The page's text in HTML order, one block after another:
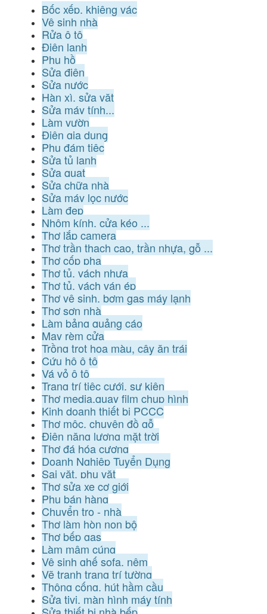
Bốc xếp, khiêng vác
Vệ sinh nhà
Rửa ô tô
Điện lạnh
Phụ hồ
Sửa điện
Sửa nước
Hàn xì, sửa vặt
Sửa máy tính...
Làm vườn
Điện gia dụng
Phụ đám tiệc
Sửa tủ lạnh
Sửa quạt
Sửa chữa nhà
Sửa máy lọc nước
Làm đẹp
Nhôm kính, cửa kéo ...
Thợ lắp camera
Thợ trần thạch cao, trần nhựa, gỗ ...
Thợ cốp pha
Thợ tủ, vách nhựa
Thợ tủ, vách ván ép
Thợ vệ sinh, bơm gas máy lạnh
Thợ sơn nhà
Làm bảng quảng cáo
May rèm cửa
Trồng trọt hoa màu, cây ăn trái
Cứu hộ ô tô
Vá vỏ ô tô
Trang trí tiệc cưới, sự kiện
Thợ media,quay film chụp hình
Kinh doanh thiết bị PCCC
Thợ mộc, chuyên đồ gỗ
Điện năng lượng mặt trời
Thợ đá hóa cương
Doanh Nghiệp Tuyển Dụng
Sai vặt, phụ vặt
Thợ sửa xe cơ giới
Phụ bán hàng
Chuyển trọ - nhà
Thợ làm hòn non bộ
Thợ bếp gas
Làm mâm cúng
Vệ sinh ghế sofa, nệm
Vẽ tranh trang trí tường
Thông cống, hút hầm cầu
Sửa tivi, màn hình máy tính